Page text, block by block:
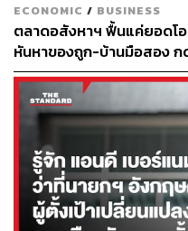
ECONOMIC / BUSINESS
ตลาดอสังหาฯ ฟื้นแค่ยอดโ
หันหาของถูก-บ้านมือสอง ก